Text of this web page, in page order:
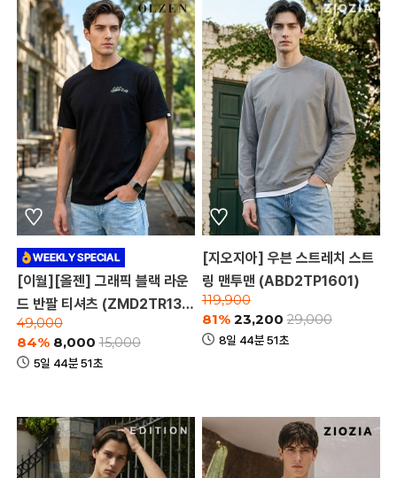
[이월][올젠] 그래픽 블랙 라운
드 반팔 티셔츠 (ZMD2TR130
3_B)
49,000
84% 8,000 15,000
5일 44분 51초
[지오지아] 우븐 스트레치 스트
링 맨투맨 (ABD2TP1601)
119,900
81% 23,200 29,000
8일 44분 51초